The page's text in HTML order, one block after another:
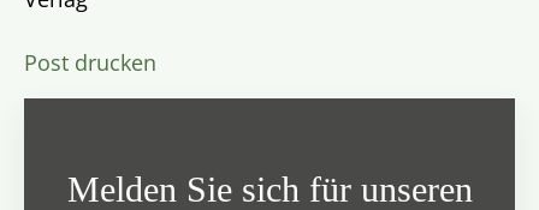
Post drucken
Melden Sie sich für unseren